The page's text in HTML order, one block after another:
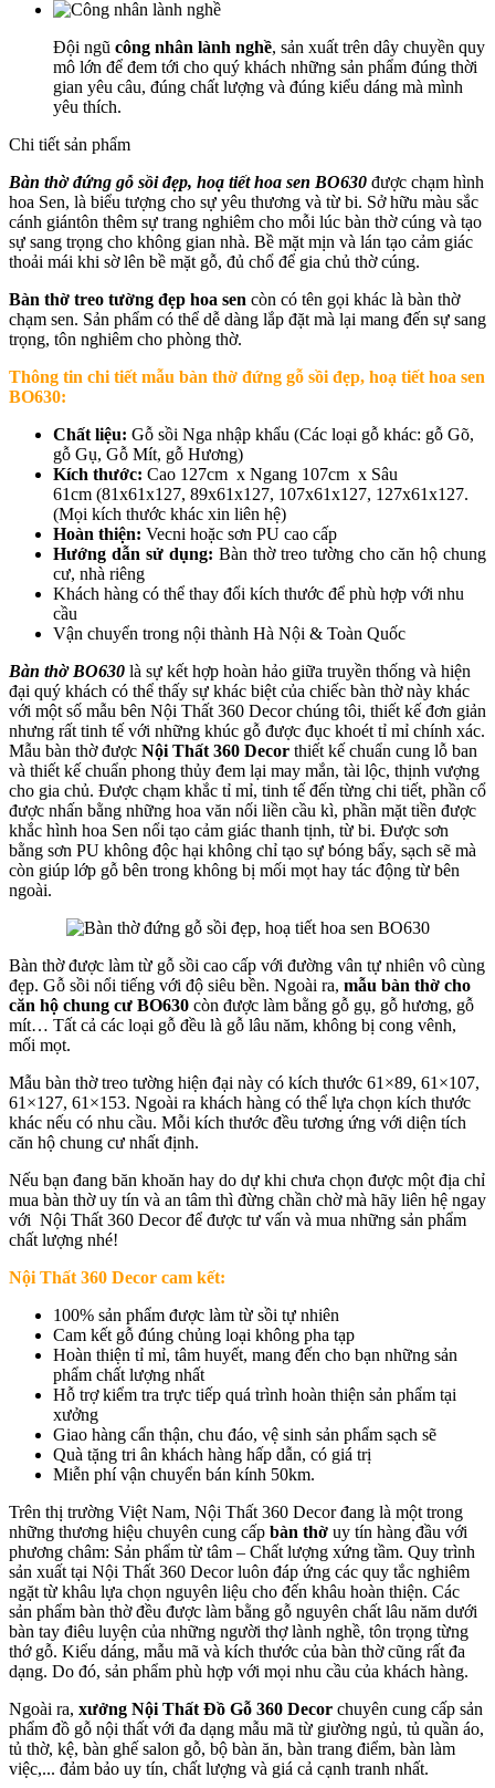
Đội ngũ công nhân lành nghề, sản xuất trên dây chuyền quy
mô lớn để đem tới cho quý khách những sản phẩm đúng thời
gian yêu câu, đúng chất lượng và đúng kiểu dáng mà mình
yêu thích.
Chi tiết sản phẩm
Bàn thờ đứng gỗ sồi đẹp, hoạ tiết hoa sen BO630 được chạm hình
hoa Sen, là biểu tượng cho sự yêu thương và từ bi. Sở hữu màu sắc
cánh giántôn thêm sự trang nghiêm cho mỗi lúc bàn thờ cúng và tạo
sự sang trọng cho không gian nhà. Bề mặt mịn và lán tạo cảm giác
thoải mái khi sờ lên bề mặt gỗ, đủ chổ để gia chủ thờ cúng.
Bàn thờ treo tường đẹp hoa sen còn có tên gọi khác là bàn thờ
chạm sen. Sản phẩm có thể dễ dàng lắp đặt mà lại mang đến sự sang
trọng, tôn nghiêm cho phòng thờ.
Thông tin chi tiết mẫu bàn thờ đứng gỗ sồi đẹp, hoạ tiết hoa sen
BO630:
Chất liệu: Gỗ sồi Nga nhập khẩu (Các loại gỗ khác: gỗ Gõ,
gỗ Gụ, Gỗ Mít, gỗ Hương)
Kích thước: Cao 127cm x Ngang 107cm x Sâu
61cm (81x61x127, 89x61x127, 107x61x127, 127x61x127.
(Mọi kích thước khác xin liên hệ)
Hoàn thiện: Vecni hoặc sơn PU cao cấp
Hướng dẫn sử dụng: Bàn thờ treo tường cho căn hộ chung
cư, nhà riêng
Khách hàng có thể thay đổi kích thước để phù hợp với nhu
cầu
Vận chuyển trong nội thành Hà Nội & Toàn Quốc
Bàn thờ BO630 là sự kết hợp hoàn hảo giữa truyền thống và hiện
đại quý khách có thể thấy sự khác biệt của chiếc bàn thờ này khác
với một số mẫu bên Nội Thất 360 Decor chúng tôi, thiết kế đơn giản
nhưng rất tinh tế với những khúc gỗ được đục khoét tỉ mỉ chính xác.
Mẫu bàn thờ được Nội Thất 360 Decor thiết kế chuẩn cung lỗ ban
và thiết kế chuẩn phong thủy đem lại may mắn, tài lộc, thịnh vượng
cho gia chủ. Được chạm khắc tỉ mỉ, tinh tế đến từng chi tiết, phần cổ
được nhấn bằng những hoa văn nối liền cầu kì, phần mặt tiền được
khắc hình hoa Sen nổi tạo cảm giác thanh tịnh, từ bi. Được sơn
bằng sơn PU không độc hại không chỉ tạo sự bóng bẩy, sạch sẽ mà
còn giúp lớp gỗ bên trong không bị mối mọt hay tác động từ bên
ngoài.
Bàn thờ được làm từ gỗ sồi cao cấp với đường vân tự nhiên vô cùng
đẹp. Gỗ sồi nổi tiếng với độ siêu bền. Ngoài ra, mẫu bàn thờ cho
căn hộ chung cư BO630 còn được làm bằng gỗ gụ, gỗ hương, gỗ
mít… Tất cả các loại gỗ đều là gỗ lâu năm, không bị cong vênh,
mối mọt.
Mẫu bàn thờ treo tường hiện đại này có kích thước 61×89, 61×107,
61×127, 61×153. Ngoài ra khách hàng có thể lựa chọn kích thước
khác nếu có nhu cầu. Mỗi kích thước đều tương ứng với diện tích
căn hộ chung cư nhất định.
Nếu bạn đang băn khoăn hay do dự khi chưa chọn được một địa chỉ
mua bàn thờ uy tín và an tâm thì đừng chần chờ mà hãy liên hệ ngay
với Nội Thất 360 Decor để được tư vấn và mua những sản phẩm
chất lượng nhé!
Nội Thất 360 Decor cam kết:
100% sản phẩm được làm từ sồi tự nhiên
Cam kết gỗ đúng chủng loại không pha tạp
Hoàn thiện tỉ mỉ, tâm huyết, mang đến cho bạn những sản
phẩm chất lượng nhất
Hỗ trợ kiểm tra trực tiếp quá trình hoàn thiện sản phẩm tại
xưởng
Giao hàng cẩn thận, chu đáo, vệ sinh sản phẩm sạch sẽ
Quà tặng tri ân khách hàng hấp dẫn, có giá trị
Miễn phí vận chuyển bán kính 50km.
Trên thị trường Việt Nam, Nội Thất 360 Decor đang là một trong
những thương hiệu chuyên cung cấp bàn thờ uy tín hàng đầu với
phương châm: Sản phẩm từ tâm – Chất lượng xứng tầm. Quy trình
sản xuất tại Nội Thất 360 Decor luôn đáp ứng các quy tắc nghiêm
ngặt từ khâu lựa chọn nguyên liệu cho đến khâu hoàn thiện. Các
sản phẩm bàn thờ đều được làm bằng gỗ nguyên chất lâu năm dưới
bàn tay điêu luyện của những người thợ lành nghề, tôn trọng từng
thớ gỗ. Kiểu dáng, mẫu mã và kích thước của bàn thờ cũng rất đa
dạng. Do đó, sản phẩm phù hợp với mọi nhu cầu của khách hàng.
Ngoài ra, xưởng Nội Thất Đồ Gỗ 360 Decor chuyên cung cấp sản
phẩm đồ gỗ nội thất với đa dạng mẫu mã từ giường ngủ, tủ quần áo,
tủ thờ, kệ, bàn ghế salon gỗ, bộ bàn ăn, bàn trang điểm, bàn làm
việc,... đảm bảo uy tín, chất lượng và giá cả cạnh tranh nhất.